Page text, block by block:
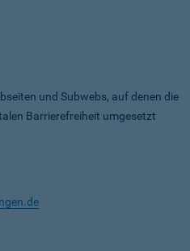
und Subwebs, auf denen die
Barrierefreiheit umgesetzt